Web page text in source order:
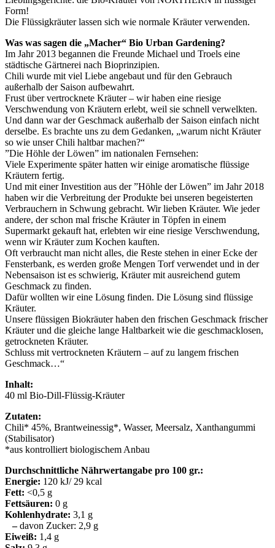
Form!
Die Flüssigkräuter lassen sich wie normale Kräuter verwenden.
Was was sagen die „Macher“ Bio Urban Gardening?
Im Jahr 2013 begannen die Freunde Michael und Troels eine
städtische Gärtnerei nach Bioprinzipien.
Chili wurde mit viel Liebe angebaut und für den Gebrauch
außerhalb der Saison aufbewahrt.
Frust über vertrocknete Kräuter – wir haben eine riesige
Verschwendung von Kräutern erlebt, weil sie schnell verwelkten.
Und dann war der Geschmack außerhalb der Saison einfach nicht
derselbe. Es brachte uns zu dem Gedanken, „warum nicht Kräuter
so wie unser Chili haltbar machen?“ ​
”Die Höhle der Löwen” im nationalen Fernsehen:
Viele Experimente später hatten wir einige aromatische flüssige
Kräutern fertig.
Und mit einer Investition aus der ”Höhle der Löwen” im Jahr 2018
haben wir die Verbreitung der Produkte bei unseren begeisterten
Verbrauchern in Schwung gebracht. Wir lieben Kräuter. Wie jeder
andere, der schon mal frische Kräuter in Töpfen in einem
Supermarkt gekauft hat, erlebten wir eine riesige Verschwendung,
wenn wir Kräuter zum Kochen kauften.
Oft verbraucht man nicht alles, die Reste stehen in einer Ecke der
Fensterbank, es werden große Mengen Torf verwendet und in der
Nebensaison ist es schwierig, Kräuter mit ausreichend gutem
Geschmack zu finden.
Dafür wollten wir eine Lösung finden. Die Lösung sind flüssige
Kräuter.
Unsere flüssigen Biokräuter haben den frischen Geschmack frischer
Kräuter und die gleiche lange Haltbarkeit wie die geschmacklosen,
getrockneten Kräuter.
Schluss mit vertrockneten Kräutern – auf zu langem frischen
Geschmack…“
Inhalt:
40 ml Bio-Dill-Flüssig-Kräuter
Zutaten:
Chili* 45%, Brantweinessig*, Wasser, Meersalz, Xanthangummi
(Stabilisator)
*aus kontrolliert biologischem Anbau
Durchschnittliche Nährwertangabe pro 100 gr.:
Energie: 120 kJ/ 29 kcal
Fett: <0,5 g
Fettsäuren: 0 g
Kohlenhydrate: 3,1 g
–davon Zucker: 2,9 g
Eiweiß: 1,4 g